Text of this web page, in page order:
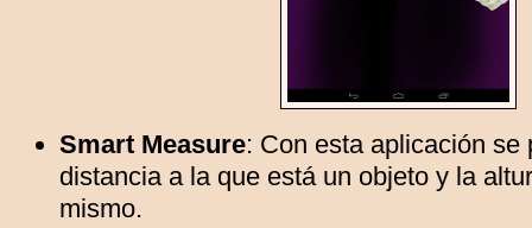
Smart Measure: Con esta aplicación se
distancia a la que está un objeto y la
mismo.